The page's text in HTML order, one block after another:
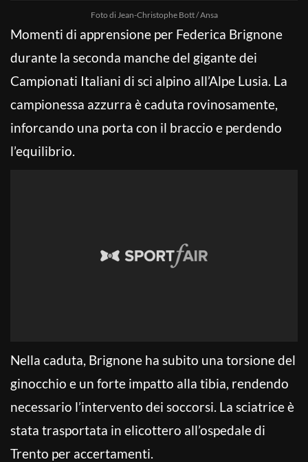
Foto di Jean-Christophe Bott / Ansa
Momenti di apprensione per Federica Brignone
durante la seconda manche del gigante dei
Campionati Italiani di sci alpino all’Alpe Lusia. La
campionessa azzurra è caduta rovinosamente,
inforcando una porta con il braccio e perdendo
l’equilibrio.
Nella caduta, Brignone ha subito una torsione del
ginocchio e un forte impatto alla tibia, rendendo
necessario l’intervento dei soccorsi. La sciatrice è
stata trasportata in elicottero all’ospedale di
Trento per accertamenti.